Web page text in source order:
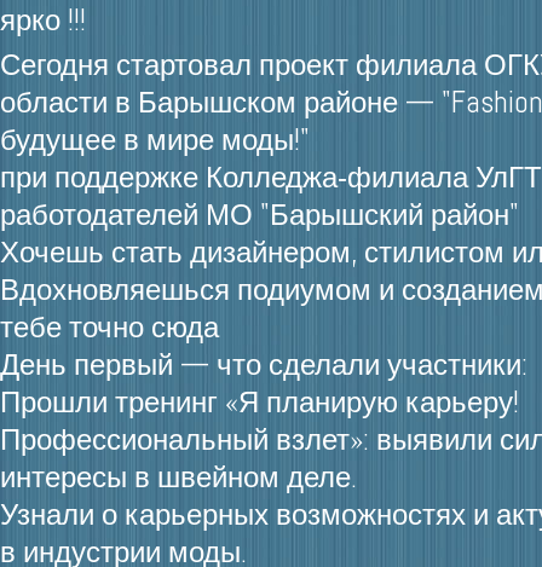
ярко !!!
Сегодня стартовал проект филиала
области в Барышском районе — "Fashion
будущее в мире моды!"
при поддержке Колледжа‑филиала
работодателей МО "Барышский район"
Хочешь стать дизайнером, стилистом
Вдохновляешься подиумом и
тебе точно сюда
День первый — что сделали участники:
Прошли тренинг «Я планирую карьеру!
Профессиональный взлет»: выявили
интересы в швейном деле.
Узнали о карьерных возможностях и
в индустрии моды.